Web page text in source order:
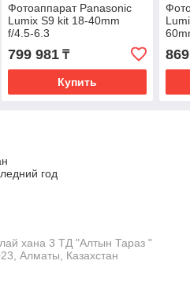
Фотоаппарат Panasonic
Lumix S9 kit 18-40mm
f/4.5-6.3
799 981₸
Купить
год
хана 3 ТД "Алтын Тараз "
Алматы, Казахстан